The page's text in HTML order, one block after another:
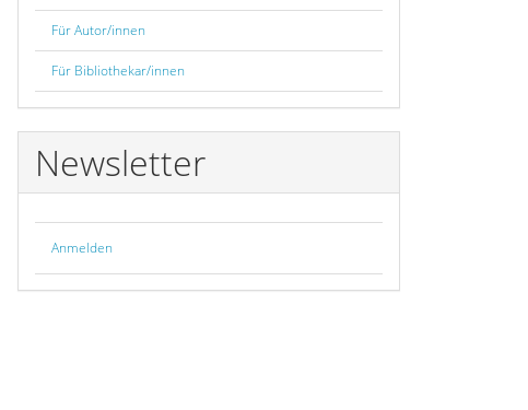
Für Autor/innen
Für Bibliothekar/innen
Newsletter
Anmelden